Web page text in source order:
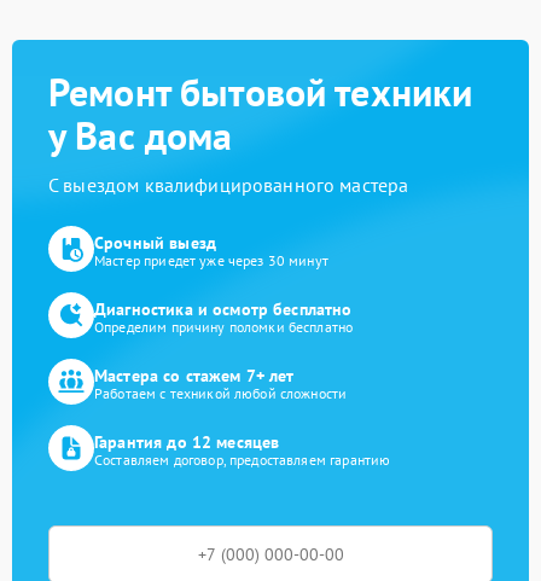
Ремонт бытовой техники
у Вас дома
С выездом квалифицированного мастера
Срочный выезд
Мастер приедет уже через 30 минут
Диагностика и осмотр бесплатно
Определим причину поломки бесплатно
Мастера со стажем 7+ лет
Работаем с техникой любой сложности
Гарантия до 12 месяцев
Составляем договор, предоставляем гарантию